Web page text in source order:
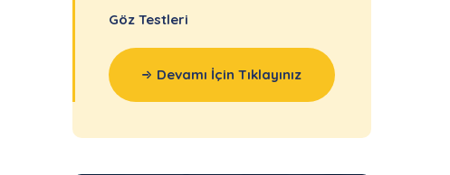
Göz Testleri
Devamı İçin Tıklayınız